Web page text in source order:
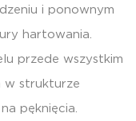
i ponownym
hartowania.
przede wszystkim
w strukturze
pęknięcia.